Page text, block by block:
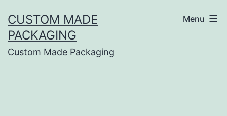
CUSTOM MADE
PACKAGING
Custom Made Packaging
Menu